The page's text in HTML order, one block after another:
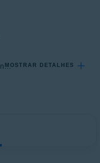
Aplica-se a Avast Cleanup Premium, Avast Cleanup
MOSTRAR DETALHES